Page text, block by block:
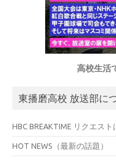
高校生活
東播磨高校 放送部に
HBC BREAKTIME リクエスト
HOT NEWS（最新の話題）